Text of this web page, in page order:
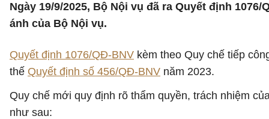
Ngày 19/9/2025, Bộ Nội vụ đã ra Quyết định
ánh của Bộ Nội vụ.
Quyết định 1076/QĐ-BNV kèm theo Quy chế tiếp
thế Quyết định số 456/QĐ-BNV năm 2023.
Quy chế mới quy định rõ thẩm quyền, trách nhiệm
như sau: